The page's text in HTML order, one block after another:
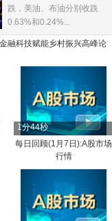
跌，美油、布油分别收跌
0.63%和0.24%...
融科技赋能乡村振兴高峰论
1分44秒
每日回顾(1月7日):A股市场
行情